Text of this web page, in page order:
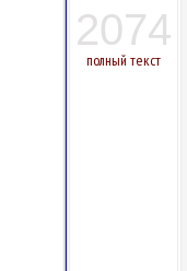
2074
полный текст